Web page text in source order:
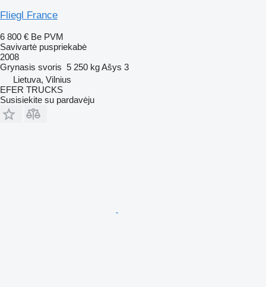
Fliegl France
6 800 € Be PVM
Savivartė puspriekabė
2008
Grynasis svoris 5 250 kgAšys 3
Lietuva, Vilnius
EFER TRUCKS
Susisiekite su pardavėju